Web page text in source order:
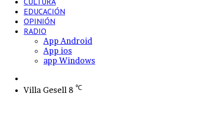
EDUCACIÓN
OPINIÓN
RADIO
App Android
App ios
app Windows
skin
Villa Gesell 8 ℃